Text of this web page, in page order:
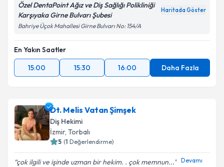
Özel DentaPoint Ağız ve Diş Sağlığı Polikliniği
Karşıyaka Girne Bulvarı Şubesi
Haritada Göster
Bahriye Üçok Mahallesi Girne Bulvarı No: 154/A
En Yakın Saatler
15:00
15:30 16:00 Daha Fazla
Dt. Melis Vatan Şimşek
Diş Hekimi
İzmir, Torbalı
5 (1 Değerlendirme)
çok ilgili ve işinde uzman bir hekim. . çok memnun... Devamı